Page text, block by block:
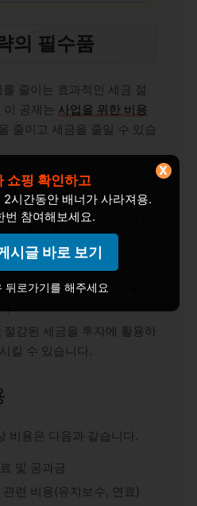
의 필수품
줄이는 효과적인 세금 절
이 공제는 사업을 위한 비용
줄이고 세금을 줄일 수 있습
장점
산공제를 활용하면 사업 비
를 낮출 수 있습니다.
: 이 공제는 중소기업 및 자영
을 개선하여 비용 관리를 보
절감된 세금을 투자에 활용하
킬 수 있습니다.
비용은 다음과 같습니다.
및 공과금
련 비용(유지보수, 연료)
쇼핑 확인하고
2시간동안 배너가 사라져용.
번 참여해보세요.
시글 바로 보기
뒤로가기를 해주세요
X